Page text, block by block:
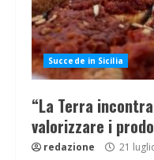
Succede in Sicilia
“La Terra
valorizzare i
redazione 21